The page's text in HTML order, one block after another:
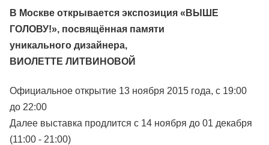
В Москве открывается экспозиция «ВЫШЕ
ГОЛОВУ!», посвящённая памяти
уникального дизайнера,
ВИОЛЕТТЕ ЛИТВИНОВОЙ
Официальное открытие 13 ноября 2015 года, с 19:00
до 22:00
Далее выставка продлится с 14 ноября до 01 декабря
(11:00 - 21:00)